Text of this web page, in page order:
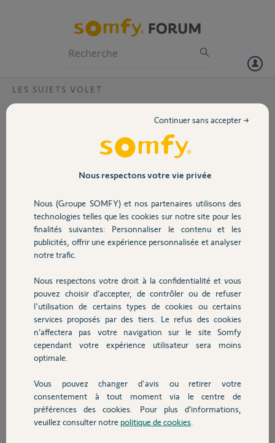
Volet
Sécurité
Domotique
Chauffage
Autres produits
Devis avec un pro
Contact
LES SUJETS VOLET
Choix matériel par rapport à l'existant
Actuellement mes baies sont équipées de motorisation filaire.
Je souhaiterais équiper mes fenêtres d'une motorisation (car encore
A terme, je voudrais pouvoir centraliser le tout et commander à
Quelle serait la solution la plus judicieuse ?
Je pensais choisir des motorisations sans fils RMS1000 et modifier
mes interrupteurs actuels 3 positions sur mes baies par des centralis
UNO RTS.
En vous remerciant de votre aide (je n'y connais pas grand chose...)
Martial L.
il y a plus de 9 ans
Participer au fil de discussion
Réponses
Bonjour,
Nous respectons votre vie privée
Nous (Groupe SOMFY) et nos partenaires utilisons des
technologies telles que les cookies sur notre site pour les
finalités suivantes: Personnaliser le contenu et les
publicités, offrir une expérience personnalisée et analyser
notre trafic.
Nous respectons votre droit à la confidentialité et vous
pouvez choisir d’accepter, de contrôler ou de refuser
l'utilisation de certains types de cookies ou certains
services proposés par des tiers. Le refus des cookies
n’affectera pas votre navigation sur le site Somfy
cependant votre expérience utilisateur sera moins
optimale.
Vous pouvez changer d'avis ou retirer votre
consentement à tout moment via le centre de
préférences des cookies. Pour plus d’informations,
veuillez consulter notre politique de cookies
Continuer sans accepter →